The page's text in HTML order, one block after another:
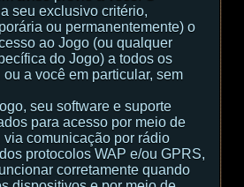
seu exclusivo critério,
ou permanentemente) o
ao Jogo (ou qualquer
do Jogo) a todos os
a você em particular, sem
seu software e suporte
para acesso por meio de
via comunicação por rádio
protocolos WAP e/ou GPRS,
corretamente quando